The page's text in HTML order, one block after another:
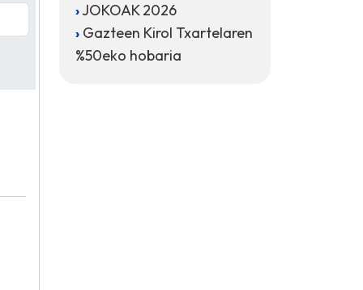
JOKOAK 2026
Gazteen Kirol Txartelaren
%50eko hobaria